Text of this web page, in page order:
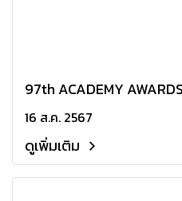
97th ACADEMY
FEATURE FILM
16 ส.ค. 2567
ดูเพิ่มเติม